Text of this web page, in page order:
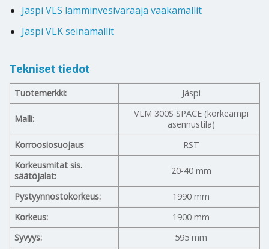
Jäspi VLS lämminvesivaraaja vaakamallit
Jäspi VLK seinämallit
Tekniset tiedot
Tuotemerkki: Jäspi
Malli:
VLM 300S SPACE (korkeampi
asennustila)
Korroosiosuojaus
RST
Korkeusmitat sis.
säätöjalat:
20-40 mm
Pystyynnostokorkeus:
1990 mm
Korkeus:
1900 mm
Syvyys:
595 mm